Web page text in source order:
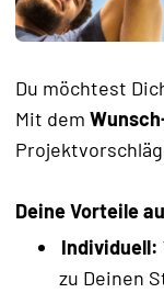
Du möchtest
Mit dem
Deine Vorteile
Individuell:
zu Deinen